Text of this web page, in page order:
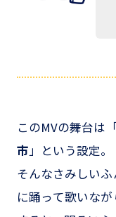
このMVの舞台は
市 」という設定。
そんなさみしい
に踊って歌いなが